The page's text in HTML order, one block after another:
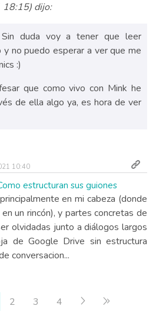
dijo:
Sin duda voy a tener que leer
y no puedo esperar a ver que me
:)
que como vivo con Mink he
de ella algo ya, es hora de ver
10:40
estructuran sus guiones
en mi cabeza (donde
un rincón), y partes concretas de
olvidadas junto a diálogos largos
de Google Drive sin estructura
conversacion...
2 3 4 Siguiente